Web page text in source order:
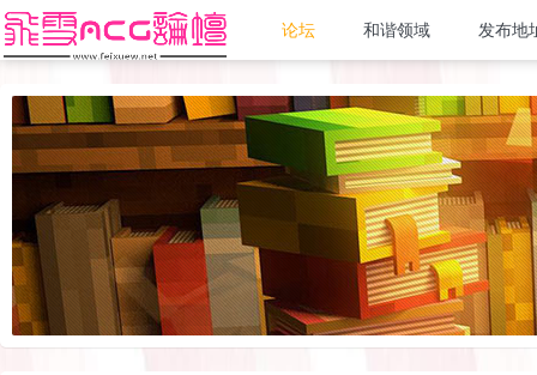
论坛 和谐领域 发布地